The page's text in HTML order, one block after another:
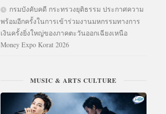
กรมบังคับคดี กระทรวงยุติธรรม ประกาศความ
พร้อมอีกครั้งในการเข้าร่วมงานมหกรรมทางการ
เงินครั้งยิ่งใหญ่ของภาคตะวันออกเฉียงเหนือ
Money Expo Korat 2026
MUSIC & ARTS CULTURE